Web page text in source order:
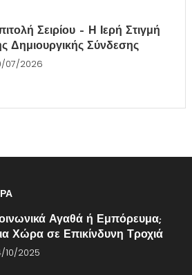
Σειρίου – Η Ιερή Στιγμή
Δημιουργικής Σύνδεσης
07/2026
Αγαθά ή Εμπόρευμα;
Χώρα σε Επικίνδυνη Τροχιά
10/2025